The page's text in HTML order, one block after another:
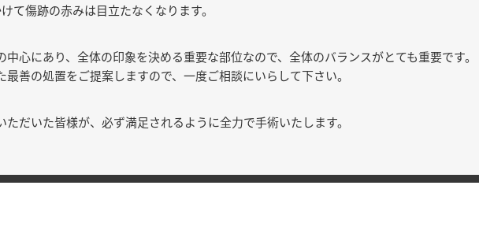
て傷跡の赤みは目立たなくなります。
中心にあり、全体の印象を決める重要な部位なので、全体のバランスがとても重要です。
最善の処置をご提案しますので、一度ご相談にいらして下さい。
ただいた皆様が、必ず満足されるように全力で手術いたします。